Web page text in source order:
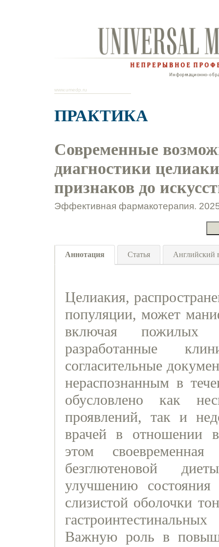
www.umedp.ru
ПРАКТИКА
Современные
диагностики
признаков до
Эффективная фармакотерапия.
Аннотация Статья Английский
Целиакия,
популяции, может
включая пожилых
разработанные
согласительные
нераспознанным в
обусловлено как
проявлений, так и
врачей в отношении
этом
безглютеновой
улучшению состояния
слизистой оболочки
Важную роль в